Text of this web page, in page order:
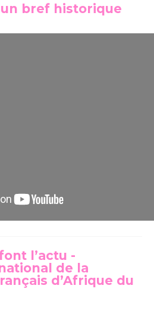
bref historique
l’actu -
de la
d’Afrique du